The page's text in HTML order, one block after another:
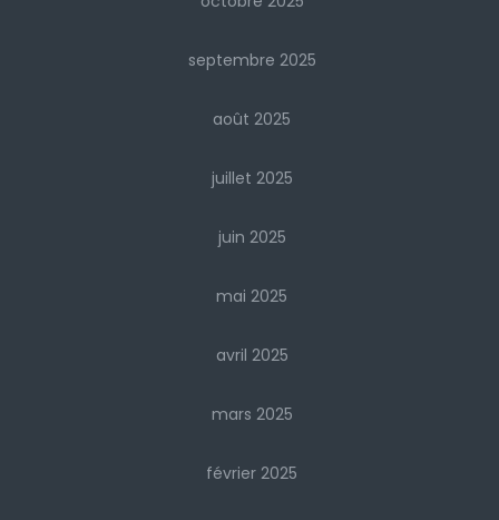
septembre 2025
août 2025
juillet 2025
juin 2025
mai 2025
avril 2025
mars 2025
février 2025